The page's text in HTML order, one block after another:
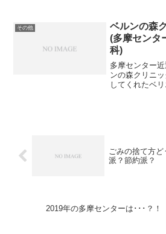
の記事の続き
ことに自分...
その他
ベルンの森
(多摩センタ
科)
多摩センター
ンの森クリニ
してくれたベ
ごみの捨て方
派？節約派？
2019年の多摩センターは･･･？！